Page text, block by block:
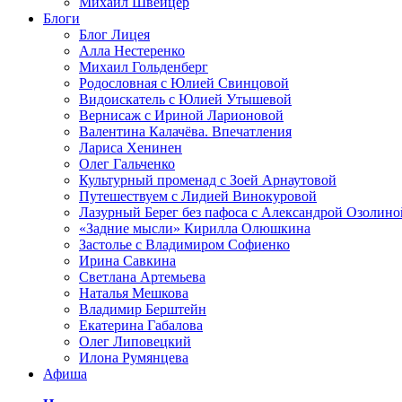
Блоги
Блог Лицея
Алла Нестеренко
Михаил Гольденберг
Родословная с Юлией Свинцовой
Видоискатель с Юлией Утышевой
Вернисаж с Ириной Ларионовой
Валентина Калачёва. Впечатления
Лариса Хенинен
Олег Гальченко
Культурный променад с Зоей Арнаутовой
Путешествуем с Лидией Винокуровой
Лазурный Берег без пафоса с Александрой
«Задние мысли» Кирилла Олюшкина
Застолье с Владимиром Софиенко
Ирина Савкина
Светлана Артемьева
Наталья Мешкова
Владимир Берштейн
Екатерина Габалова
Олег Липовецкий
Илона Румянцева
Афиша